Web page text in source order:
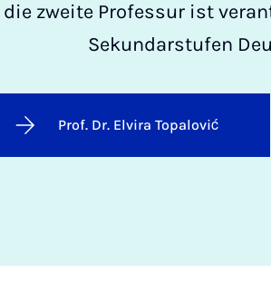
die zweite Professur ist
Sekundarstufen
Prof. Dr. Elvira Topalović